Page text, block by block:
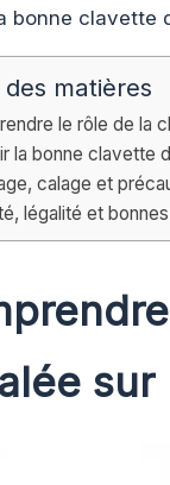
bonne clavette
matières
le rôle de la
la bonne clavette
calage et
légalité et
sur